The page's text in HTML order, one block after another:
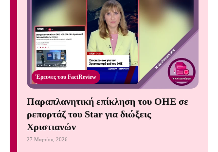
Έρευνες του FactReview
Παραπλανητική επίκληση του ΟΗΕ σε
ρεπορτάζ του Star για διώξεις
Χριστιανών
27 Μαρτίου, 2026